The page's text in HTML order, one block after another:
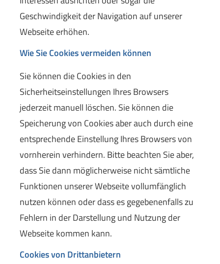
Geschwindigkeit der Navigation auf unserer
Webseite erhöhen.
Wie Sie Cookies vermeiden können
Sie können die Cookies in den
Sicherheitseinstellungen Ihres Browsers
jederzeit manuell löschen. Sie können die
Speicherung von Cookies aber auch durch eine
entsprechende Einstellung Ihres Browsers von
vornherein verhindern. Bitte beachten Sie aber,
dass Sie dann möglicherweise nicht sämtliche
Funktionen unserer Webseite vollumfänglich
nutzen können oder dass es gegebenenfalls zu
Fehlern in der Darstellung und Nutzung der
Webseite kommen kann.
Cookies von Drittanbietern